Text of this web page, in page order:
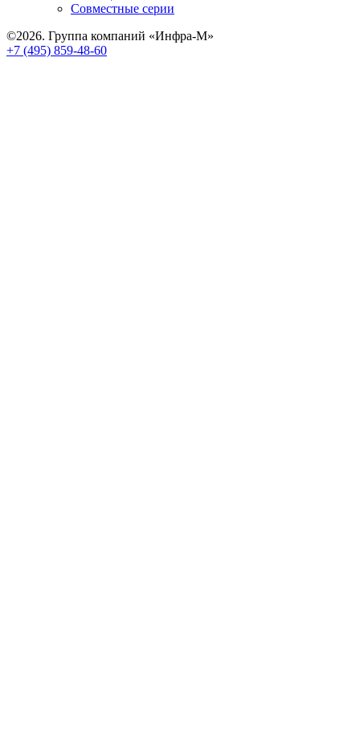
Совместные серии
©2026. Группа компаний «Инфра-М»
+7 (495) 859-48-60